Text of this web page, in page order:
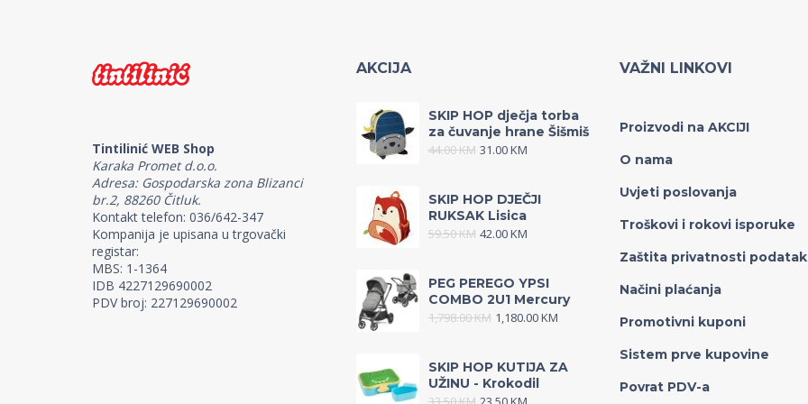
Tintilinić WEB Shop
Karaka Promet d.o.o.
Adresa: Gospodarska zona Blizanci
br.2, 88260 Čitluk.
Kontakt telefon: 036/642-347
Kompanija je upisana u trgovački
registar:
MBS: 1-1364
IDB 4227129690002
PDV broj: 227129690002
AKCIJA
SKIP HOP dječja torba
za čuvanje hrane Šišmiš
44.00KM 31.00KM
SKIP HOP DJEČJI
RUKSAK Lisica
59.50KM 42.00KM
PEG PEREGO YPSI
COMBO 2U1 Mercury
1,798.00KM 1,180.00KM
SKIP HOP KUTIJA ZA
UŽINU - Krokodil
VAŽNI LINKOVI
Proizvodi na AKCIJI
O nama
Uvjeti poslovanja
Troškovi i rokovi isporuke
Zaštita privatnosti
Načini plaćanja
Promotivni kuponi
Sistem prve kupovine
Povrat PDV-a